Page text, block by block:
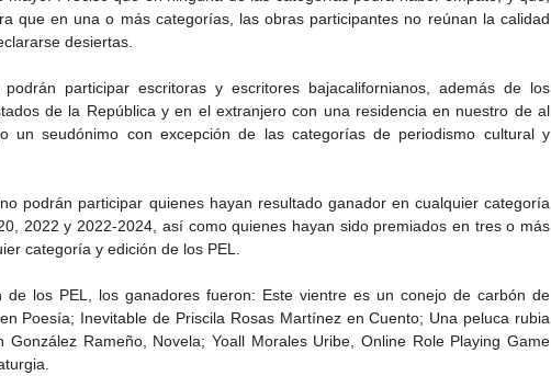
que en una o más categorías, las obras participantes no reúnan la calidad
desiertas.
participar escritoras y escritores bajacalifornianos, además de los
de la República y en el extranjero con una residencia en nuestro de al
un seudónimo con excepción de las categorías de periodismo cultural y
podrán participar quienes hayan resultado ganador en cualquier categoría
2022 y 2022-2024, así como quienes hayan sido premiados en tres o más
categoría y edición de los PEL.
de los PEL, los ganadores fueron: Este vientre es un conejo de carbón de
Poesía; Inevitable de Priscila Rosas Martínez en Cuento; Una peluca rubia
González Rameño, Novela; Yoall Morales Uribe, Online Role Playing Game
Gobierno de Baja
California reconocerá a
guardianes del patrimonio
Cristina Rivera Garza
reflexiona sobre memoria,
justicia y literatura
CEART